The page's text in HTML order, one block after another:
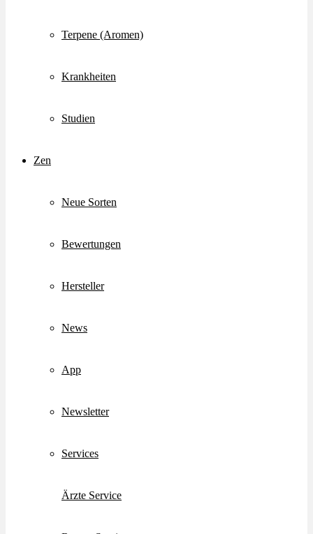
Terpene (Aromen)
Krankheiten
Studien
Zen
Neue Sorten
Bewertungen
Hersteller
News
App
Newsletter
Services
Ärzte Service